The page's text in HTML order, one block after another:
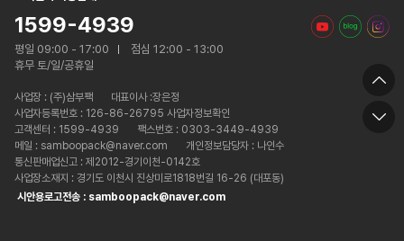
1599-4939
평일 09:00 - 17:00
점심 12:00 - 13:00
휴무 토/일/공휴일
사업장 : (주)삼부팩
대표이사 :장은정
사업자등록번호 : 126-86-26795 사업자정보확인
고객센터 : 1599-4939
팩스번호 : 0303-3449-4939
메일 : samboopack@naver.com
개인정보담당자 : 나인수
통신판매업신고 : 제2012-경기이천-0142호
사업장소재지 : 경기도 이천시 진상미로1818번길 16-26 (대포동)
시안용로고전송 : samboopack@naver.com